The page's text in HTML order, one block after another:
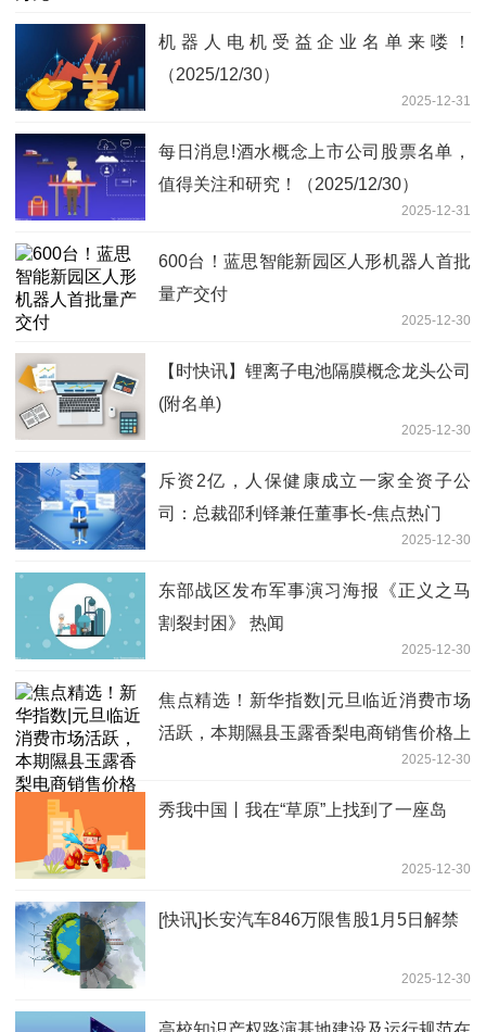
机器人电机受益企业名单来喽！
（2025/12/30）
2025-12-31
每日消息!酒水概念上市公司股票名单，
值得关注和研究！（2025/12/30）
2025-12-31
600台！蓝思智能新园区人形机器人首批
量产交付
2025-12-30
【时快讯】锂离子电池隔膜概念龙头公司
(附名单)
2025-12-30
斥资2亿，人保健康成立一家全资子公
司：总裁邵利铎兼任董事长-焦点热门
2025-12-30
东部战区发布军事演习海报《正义之马
割裂封困》 热闻
2025-12-30
焦点精选！新华指数|元旦临近消费市场
活跃，本期隰县玉露香梨电商销售价格上
2025-12-30
秀我中国丨我在“草原”上找到了一座岛
2025-12-30
[快讯]长安汽车846万限售股1月5日解禁
2025-12-30